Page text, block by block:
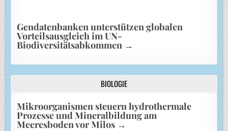
Gendatenbanken unterstützen globalen
Vorteilsausgleich im UN-
Biodiversitätsabkommen →
BIOLOGIE
Mikroorganismen steuern hydrothermale
Prozesse und Mineralbildung am
Meeresboden vor Milos →